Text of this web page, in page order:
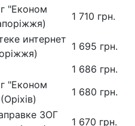
"Економ
1 710 грн.
интернет
1 695 грн.
1 686 грн.
"Економ
1 680 грн.
ЗОГ
1 670 грн.